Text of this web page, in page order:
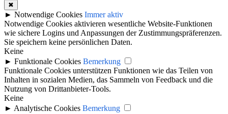
✖
► Notwendige Cookies Immer aktiv
Notwendige Cookies aktivieren wesentliche Website-Funktionen
wie sichere Logins und Anpassungen der Zustimmungspräferenzen.
Sie speichern keine persönlichen Daten.
Keine
► Funktionale Cookies Bemerkung
Funktionale Cookies unterstützen Funktionen wie das Teilen von
Inhalten in sozialen Medien, das Sammeln von Feedback und die
Nutzung von Drittanbieter-Tools.
Keine
► Analytische Cookies Bemerkung